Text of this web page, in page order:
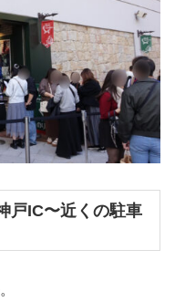
戸IC〜近くの駐車